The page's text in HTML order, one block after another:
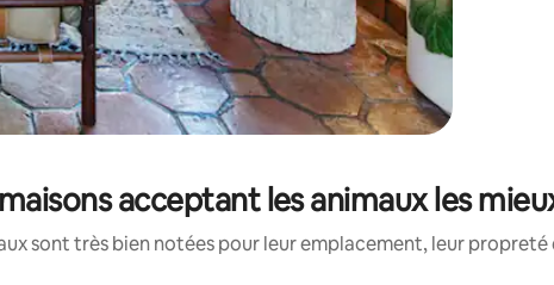
acceptant les animaux les
sont très bien notées pour leur emplacement, leur propreté